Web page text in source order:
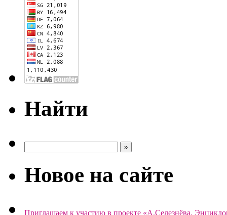
Найти
Новое на сайте
Приглашаем к участию в проекте «А.Селезнёва.